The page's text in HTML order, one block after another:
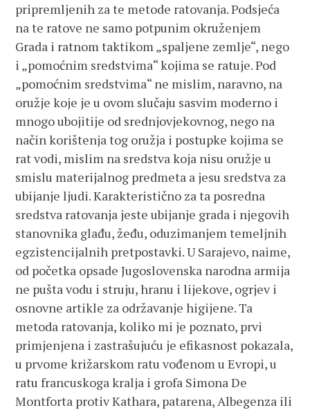
pripremljenih za te metode ratovanja. Podsjeća
na te ratove ne samo potpunim okruženjem
Grada i ratnom taktikom „spaljene zemlje“, nego
i „pomoćnim sredstvima“ kojima se ratuje. Pod
„pomoćnim sredstvima“ ne mislim, naravno, na
oružje koje je u ovom slučaju sasvim moderno i
mnogo ubojitije od srednjovjekovnog, nego na
način korištenja tog oružja i postupke kojima se
rat vodi, mislim na sredstva koja nisu oružje u
smislu materijalnog predmeta a jesu sredstva za
ubijanje ljudi. Karakteristično za ta posredna
sredstva ratovanja jeste ubijanje grada i njegovih
stanovnika glađu, žeđu, oduzimanjem temeljnih
egzistencijalnih pretpostavki. U Sarajevo, naime,
od početka opsade Jugoslovenska narodna armija
ne pušta vodu i struju, hranu i lijekove, ogrjev i
osnovne artikle za održavanje higijene. Ta
metoda ratovanja, koliko mi je poznato, prvi
primjenjena i zastrašujuću je efikasnost pokazala,
u prvome križarskom ratu vođenom u Evropi, u
ratu francuskoga kralja i grofa Simona De
Montforta protiv Kathara, patarena, Albegenza ili